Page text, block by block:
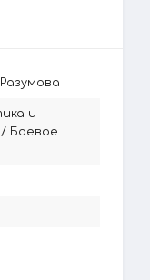
и
/ Боевое